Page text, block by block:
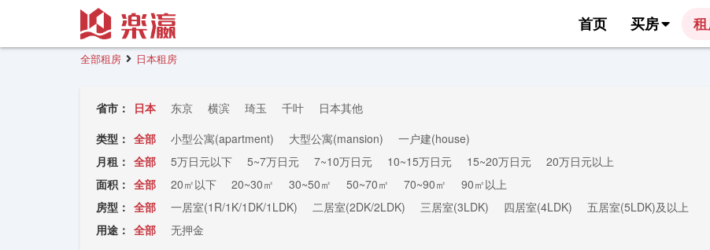
首页 买房
全部租房 日本租房
省市： 日本 东京 横滨 琦玉 千叶
日本其他
类型： 全部 小型公寓(apartment) 大型公寓(mansion)
一户建(house)
月租： 全部 5万日元以下 5~7万日元 7~10万日元 10~15万日元 15~20万日元
20万日元以上
面积： 全部 20㎡以下 20~30㎡ 30~50㎡ 50~70㎡ 70~90㎡
90㎡以上
房型： 全部 一居室(1R/1K/1DK/1LDK) 二居室(2DK/2LDK) 三居室(3LDK) 四居室(4LDK)
五居室(5LDK)及以上
用途： 全部 无押金